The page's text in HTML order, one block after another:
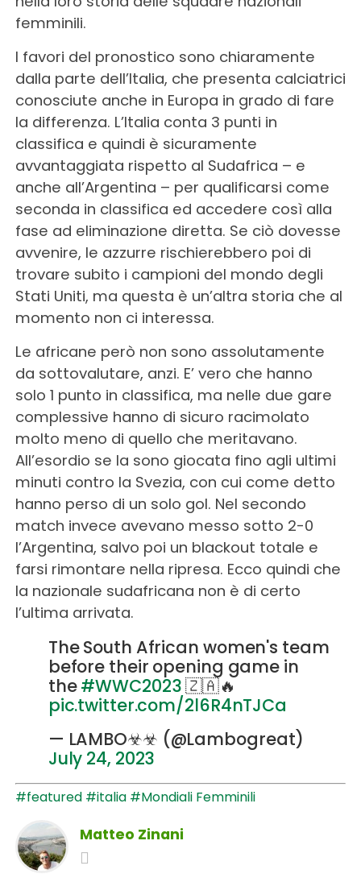
femminili.
I favori del pronostico sono chiaramente
dalla parte dell’Italia, che presenta calciatrici
conosciute anche in Europa in grado di fare
la differenza. L’Italia conta 3 punti in
classifica e quindi è sicuramente
avvantaggiata rispetto al Sudafrica – e
anche all’Argentina – per qualificarsi come
seconda in classifica ed accedere così alla
fase ad eliminazione diretta. Se ciò dovesse
avvenire, le azzurre rischierebbero poi di
trovare subito i campioni del mondo degli
Stati Uniti, ma questa è un’altra storia che al
momento non ci interessa.
Le africane però non sono assolutamente
da sottovalutare, anzi. E’ vero che hanno
solo 1 punto in classifica, ma nelle due gare
complessive hanno di sicuro racimolato
molto meno di quello che meritavano.
All’esordio se la sono giocata fino agli ultimi
minuti contro la Svezia, con cui come detto
hanno perso di un solo gol. Nel secondo
match invece avevano messo sotto 2-0
l’Argentina, salvo poi un blackout totale e
farsi rimontare nella ripresa. Ecco quindi che
la nazionale sudafricana non è di certo
l’ultima arrivata.
The South African women's team
before their opening game in
the#WWC2023🇿🇦🔥
pic.twitter.com/2l6R4nTJCa
— LAMBO☣☣ (@Lambogreat)
July 24, 2023
#featured #italia #Mondiali Femminili
Matteo Zinani